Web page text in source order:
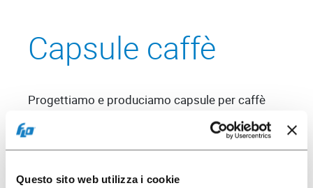
Questo sito web utilizza i cookie
Capsule caffè
Progettiamo e produciamo capsule per caffè
compatibili con i più diffusi sistemi utilizzati sul
mercato internazionale e capsule personalizzate
per sistemi proprietari. Il nostro focus è